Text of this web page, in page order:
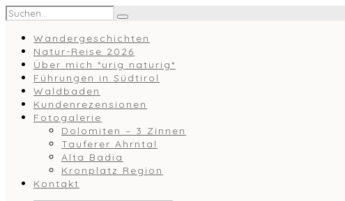
Wandergeschichten
Natur-Reise 2026
Über mich *urig naturig*
Führungen in Südtirol
Waldbaden
Kundenrezensionen
Fotogalerie
Dolomiten – 3 Zinnen
Tauferer Ahrntal
Alta Badia
Kronplatz Region
Kontakt